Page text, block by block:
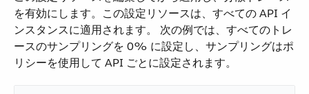
を有効にします。この設定リソースは、すべての API イ
ンスタンスに適用されます。 次の例では、すべてのトレ
ースのサンプリングを 0% に設定し、サンプリングはポ
リシーを使用して API ごとに設定されます。